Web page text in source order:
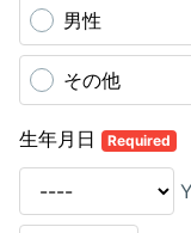
男性
その他
生年月日 Required